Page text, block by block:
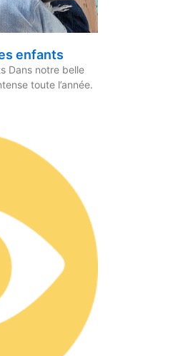
enfants
Dans notre belle
toute l’année.